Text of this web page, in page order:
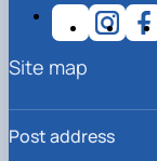
Post address
Site map